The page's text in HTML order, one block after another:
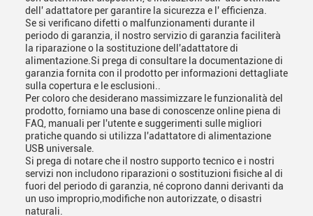
dell' adattatore per garantire la sicurezza e l' efficienza.
Se si verificano difetti o malfunzionamenti durante il
periodo di garanzia, il nostro servizio di garanzia faciliterà
la riparazione o la sostituzione dell'adattatore di
alimentazione.Si prega di consultare la documentazione di
garanzia fornita con il prodotto per informazioni dettagliate
sulla copertura e le esclusioni..
Per coloro che desiderano massimizzare le funzionalità del
prodotto, forniamo una base di conoscenze online piena di
FAQ, manuali per l'utente e suggerimenti sulle migliori
pratiche quando si utilizza l'adattatore di alimentazione
USB universale.
Si prega di notare che il nostro supporto tecnico e i nostri
servizi non includono riparazioni o sostituzioni fisiche al di
fuori del periodo di garanzia, né coprono danni derivanti da
un uso improprio,modifiche non autorizzate, o disastri
naturali.